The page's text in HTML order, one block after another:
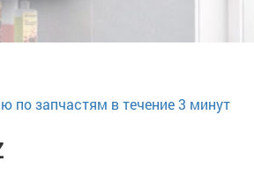
по запчастям в течение 3 минут